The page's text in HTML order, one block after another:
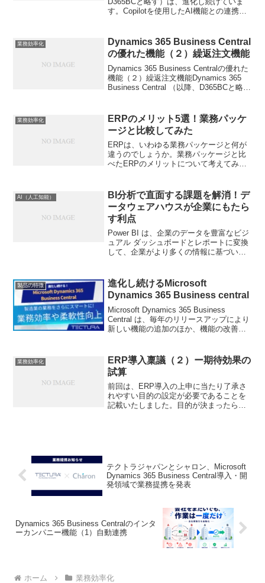
す。Copilotを使用したAI機能との連携が
ついて...
業務効率化
Dynamics 365 Business Central
の優れた機能（２）繰返注文機能
Dynamics 365 Business Centralの優れた
機能（２）繰返注文機能Dynamics 365
Business Central （以降、D365BCと略
業務効率化
ERPのメリット5選！業務パッケ
ージと比較してみた
ERPは、いわゆる業務パッケージと何が
違うのでしょうか。業務パッケージと比
べたERPのメリットについて考えてみま
は、パッケージが対象とする業務範囲の
広さです。多くの企...
AI（人工知能）
BI分析で直面する課題を解消！デ
ータウェアハウスが企業にもたら
す利点
Power BI は、企業のデータを豊富なビジ
ュアル ダッシュボードとレポートに変換
して、企業がより多くの情報に基づいた
Power BIを使用することで、販売傾向を
発見...
製品の特徴
進化し続けるMicrosoft
Dynamics 365 Business central
Microsoft Dynamics 365 Business
Central は、毎年のリリースアップにより
新しい機能の追加のほか、機能の改善が
ありました。リリ...
業務効率化
ERP導入稟議（２）ー期待効果の
試算
前回は、ERP導入の上申に当たり了承さ
れやすい目的の設定が必要であることを
記載いたしました。目的が決まったら、
テクトラジャパンとシャロン、Microsoft
Dynamics 365 Business Central導入・開
発領域で業務提携を発表
Dynamics 365 Business Centralのインタ
ーカンパニー機能（1）自動連携
ホーム 業務効率化